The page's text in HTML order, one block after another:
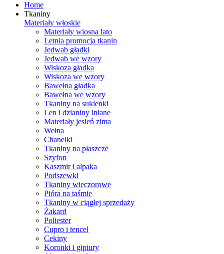
Home
Tkaniny
Materiały włoskie
Materiały wiosna lato
Letnia promocja tkanin
Jedwab gładki
Jedwab we wzory
Wiskoza gładka
Wiskoza we wzory
Bawełna gładka
Bawełna we wzory
Tkaniny na sukienki
Len i dzianiny lniane
Materiały jesień zima
Wełna
Chanelki
Tkaniny na płaszcze
Szyfon
Kaszmir i alpaka
Podszewki
Tkaniny wieczorowe
Pióra na taśmie
Tkaniny w ciągłej sprzedaży
Żakard
Poliester
Cupro i tencel
Cekiny
Koronki i gipiury